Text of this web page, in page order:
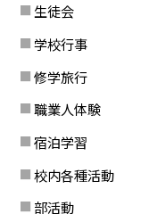
生徒会
学校行事
修学旅行
職業人体験
宿泊学習
校内各種活動
部活動